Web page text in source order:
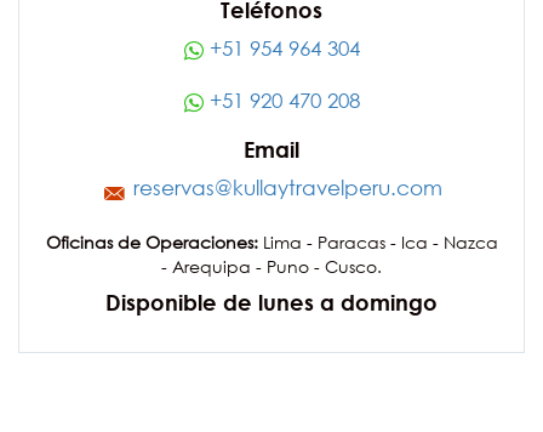
Teléfonos
+51 954 964 304
+51 920 470 208
Email
reservas@kullaytravelperu.com
Oficinas de Operaciones:Lima - Paracas - Ica - Nazca
- Arequipa - Puno - Cusco.
Disponible de lunes a domingo